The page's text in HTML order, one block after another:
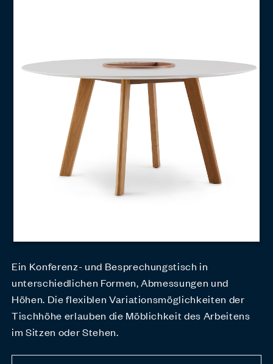
Ein Konferenz- und Besprechungstisch in
unterschiedlichen Formen, Abmessungen und
Höhen. Die flexiblen Variationsmöglichkeiten der
Tischhöhe erlauben die Möblichkeit des Arbeitens
im Sitzen oder Stehen.